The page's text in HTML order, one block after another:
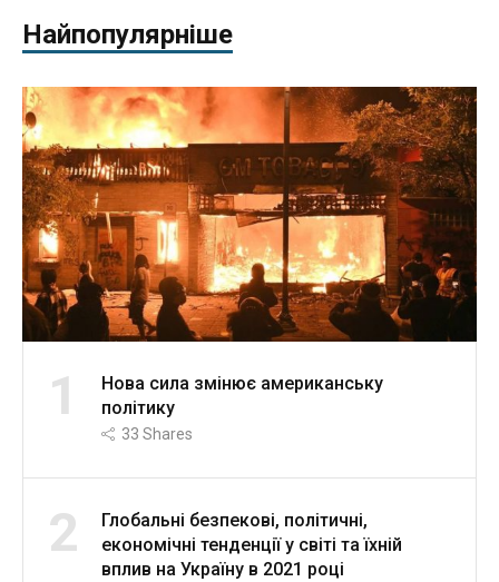
Найпопулярніше
1
Нова сила змінює американську
політику
33 Shares
2
Глобальні безпекові, політичні,
економічні тенденції у світі та їхній
вплив на Україну в 2021 році